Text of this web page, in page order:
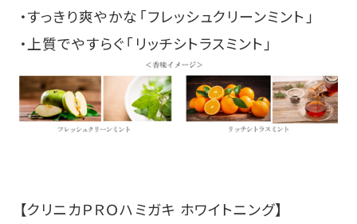
・すっきり爽やかな「フレッシュクリーンミント」
・上質でやすらぐ「リッチシトラスミント」
【クリニカＰＲＯハミガキ ホワイトニング】